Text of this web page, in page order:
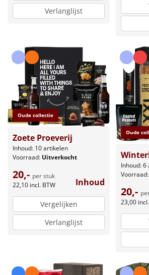
Verlanglijst
Oude collectie
Zoete Proeverij
Inhoud: 10 artikelen
Voorraad: Uitverkocht
20,- per stuk
22,10 incl. BTW Inhoud
Vergelijken
Verlanglijst
Oude
Inhoud:
Voorraad:
20,-
23,00